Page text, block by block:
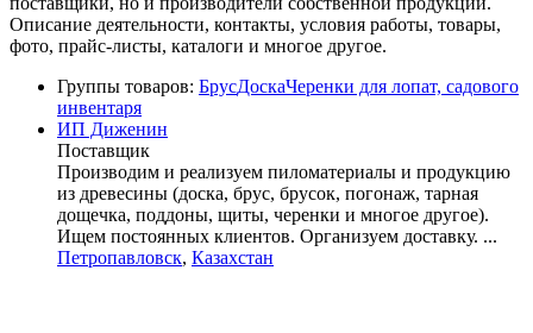
Описание деятельности, контакты, условия работы, товары,
фото, прайс-листы, каталоги и многое другое.
Группы товаров: БрусДоскаЧеренки для лопат, садового
инвентаря
ИП Диженин
Поставщик
Производим и реализуем пиломатериалы и продукцию
из древесины (доска, брус, брусок, погонаж, тарная
дощечка, поддоны, щиты, черенки и многое другое).
Ищем постоянных клиентов. Организуем доставку. ...
Петропавловск, Казахстан